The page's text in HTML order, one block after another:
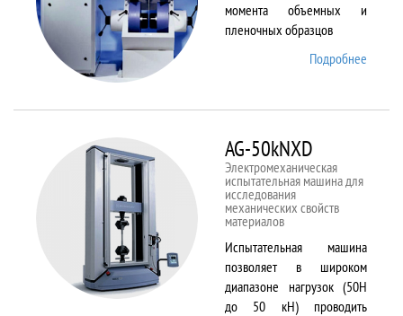
момента объемных и
пленочных образцов
Подробнее
AG-50kNXD
Электромеханическая
испытательная машина для
исследования
механических свойств
материалов
Испытательная машина
позволяет в широком
диапазоне нагрузок (50Н
до 50 кН) проводить